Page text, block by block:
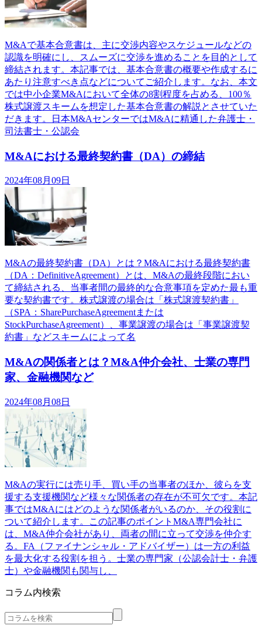
M&Aで基本合意書は、主に交渉内容やスケジュールなどの
認識を明確にし、スムーズに交渉を進めることを目的として
締結されます。本記事では、基本合意書の概要や作成するに
あたり注意すべき点などについてご紹介します。なお、本文
では中小企業M&Aにおいて全体の8割程度を占める、100％
株式譲渡スキームを想定した基本合意書の解説とさせていた
だきます。日本M&AセンターではM&Aに精通した弁護士・
司法書士・公認会
M&Aにおける最終契約書（DA）の締結
2024年08月09日
M&Aの最終契約書（DA）とは？M&Aにおける最終契約書
（DA：DefinitiveAgreement）とは、M&Aの最終段階におい
て締結される、当事者間の最終的な合意事項を定めた最も重
要な契約書です。株式譲渡の場合は「株式譲渡契約書」
（SPA：SharePurchaseAgreementまたは
StockPurchaseAgreement）、事業譲渡の場合は「事業譲渡契
約書」などスキームによって名
M&Aの関係者とは？M&A仲介会社、士業の専門
家、金融機関など
2024年08月08日
M&Aの実行には売り手、買い手の当事者のほか、彼らを支
援する支援機関など様々な関係者の存在が不可欠です。本記
事ではM&Aにはどのような関係者がいるのか、その役割に
ついて紹介します。この記事のポイントM&A専門会社に
は、M&A仲介会社があり、両者の間に立って交渉を仲介す
る。FA（ファイナンシャル・アドバイザー）は一方の利益
を最大化する役割を担う。士業の専門家（公認会計士・弁護
士）や金融機関も関与し、
コラム内検索